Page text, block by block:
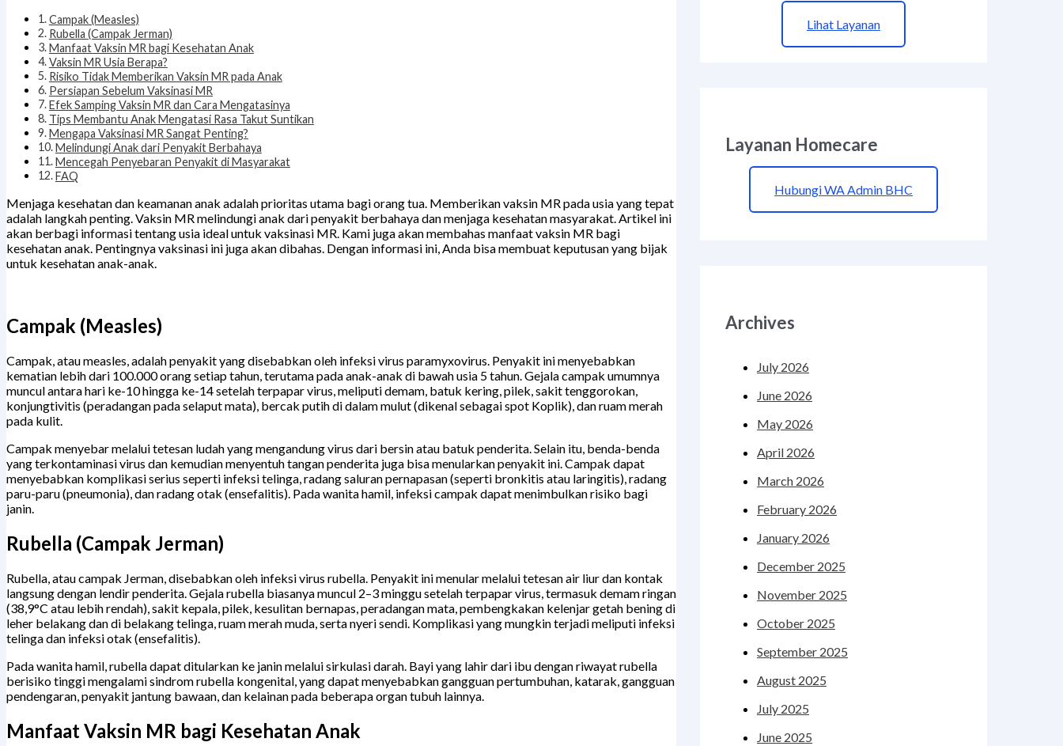
Campak (Measles)
Rubella (Campak Jerman)
Manfaat Vaksin MR bagi Kesehatan Anak
Vaksin MR Usia Berapa?
Risiko Tidak Memberikan Vaksin MR pada Anak
Persiapan Sebelum Vaksinasi MR
Efek Samping Vaksin MR dan Cara Mengatasinya
Tips Membantu Anak Mengatasi Rasa Takut Suntikan
Mengapa Vaksinasi MR Sangat Penting?
Melindungi Anak dari Penyakit Berbahaya
Mencegah Penyebaran Penyakit di Masyarakat
FAQ
Menjaga kesehatan dan keamanan anak adalah prioritas utama bagi orang tua. Memberikan vaksin MR pada usia yang tepat
adalah langkah penting. Vaksin MR melindungi anak dari penyakit berbahaya dan menjaga kesehatan masyarakat. Artikel ini
akan berbagi informasi tentang usia ideal untuk vaksinasi MR. Kami juga akan membahas manfaat vaksin MR bagi
kesehatan anak. Pentingnya vaksinasi ini juga akan dibahas. Dengan informasi ini, Anda bisa membuat keputusan yang bijak
untuk kesehatan anak-anak.
Campak (Measles)
Campak, atau measles, adalah penyakit yang disebabkan oleh infeksi virus paramyxovirus. Penyakit ini menyebabkan
kematian lebih dari 100.000 orang setiap tahun, terutama pada anak-anak di bawah usia 5 tahun. Gejala campak umumnya
muncul antara hari ke-10 hingga ke-14 setelah terpapar virus, meliputi demam, batuk kering, pilek, sakit tenggorokan,
konjungtivitis (peradangan pada selaput mata), bercak putih di dalam mulut (dikenal sebagai spot Koplik), dan ruam merah
pada kulit.
Campak menyebar melalui tetesan ludah yang mengandung virus dari bersin atau batuk penderita. Selain itu, benda-benda
yang terkontaminasi virus dan kemudian menyentuh tangan penderita juga bisa menularkan penyakit ini. Campak dapat
menyebabkan komplikasi serius seperti infeksi telinga, radang saluran pernapasan (seperti bronkitis atau laringitis), radang
paru-paru (pneumonia), dan radang otak (ensefalitis). Pada wanita hamil, infeksi campak dapat menimbulkan risiko bagi
janin.
Rubella (Campak Jerman)
Rubella, atau campak Jerman, disebabkan oleh infeksi virus rubella. Penyakit ini menular melalui tetesan air liur dan kontak
langsung dengan lendir penderita. Gejala rubella biasanya muncul 2–3 minggu setelah terpapar virus, termasuk demam ringan
(38,9°C atau lebih rendah), sakit kepala, pilek, kesulitan bernapas, peradangan mata, pembengkakan kelenjar getah bening di
leher belakang dan di belakang telinga, ruam merah muda, serta nyeri sendi. Komplikasi yang mungkin terjadi meliputi infeksi
telinga dan infeksi otak (ensefalitis).
Pada wanita hamil, rubella dapat ditularkan ke janin melalui sirkulasi darah. Bayi yang lahir dari ibu dengan riwayat rubella
berisiko tinggi mengalami sindrom rubella kongenital, yang dapat menyebabkan gangguan pertumbuhan, katarak, gangguan
pendengaran, penyakit jantung bawaan, dan kelainan pada beberapa organ tubuh lainnya.
Manfaat Vaksin MR bagi Kesehatan Anak
Lihat Layanan
Layanan Homecare
Hubungi WA Admin BHC
Archives
July 2026
June 2026
May 2026
April 2026
March 2026
February 2026
January 2026
December 2025
November 2025
October 2025
September 2025
August 2025
July 2025
June 2025